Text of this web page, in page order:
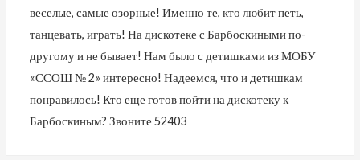
веселые, самые озорные! Именно те, кто любит петь,
танцевать, играть! На дискотеке с Барбоскиными по-
другому и не бывает! Нам было с детишками из МОБУ
«ССОШ № 2» интересно! Надеемся, что и детишкам
понравилось! Кто еще готов пойти на дискотеку к
Барбоскиным? Звоните 52403